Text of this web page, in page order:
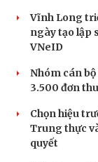
Vĩnh Long
ngày tạo lập
VNeID
Nhóm cán
3.500 đơn
Chọn hiệu
Trung thực
quyết